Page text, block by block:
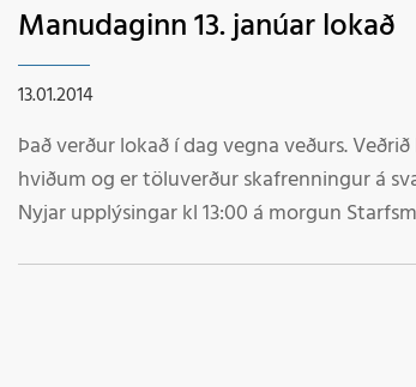
Manudaginn 13. janúar lokað
13.01.2014
Það verður lokað í dag vegna veðurs. Veðrið kl 14:30 NNA 8-12m/sek og 16-20m/sek í
hviðum og er töluverður skafrenningur á svæðinu. Stefnum á að opna á
Nyjar upplýsingar kl 13:00 á